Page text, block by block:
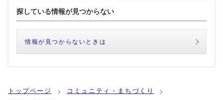
探している情報が見つからない
情報が見つからないときは
トップページ
コミュニティ・まちづくり